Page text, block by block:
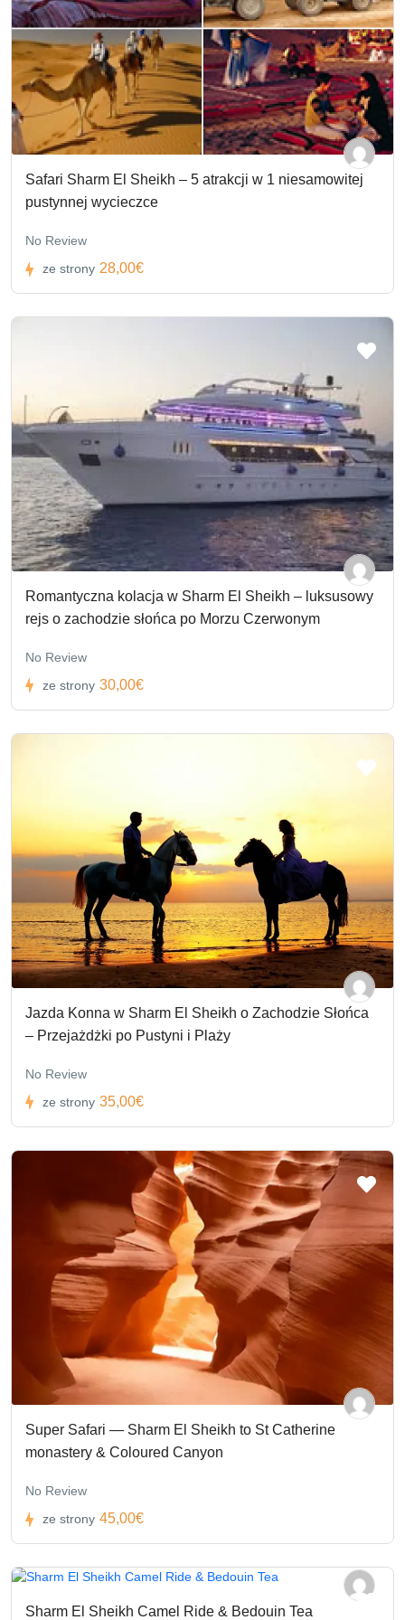
Safari Sharm El Sheikh – 5 atrakcji w 1 niesamowitej
pustynnej wycieczce
No Review
ze strony 28,00€
Romantyczna kolacja w Sharm El Sheikh – luksusowy
rejs o zachodzie słońca po Morzu Czerwonym
No Review
ze strony 30,00€
Jazda Konna w Sharm El Sheikh o Zachodzie Słońca
– Przejażdżki po Pustyni i Plaży
No Review
ze strony 35,00€
Super Safari — Sharm El Sheikh to St Catherine
monastery & Coloured Canyon
No Review
ze strony 45,00€
Sharm El Sheikh Camel Ride & Bedouin Tea